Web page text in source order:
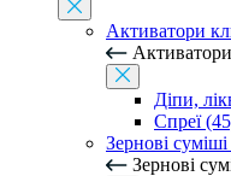
Активатори
Діпи,
Спреї
Зернові
Зернові